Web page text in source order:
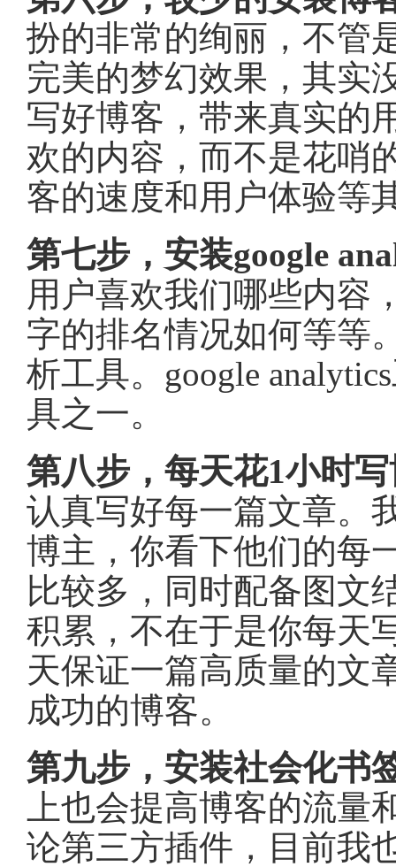
扮的非常的绚丽，不管
完美的梦幻效果，其实
写好博客，带来真实的
欢的内容，而不是花哨
客的速度和用户体验等
第七步，安装google
用户喜欢我们哪些内容
字的排名情况如何等等
析工具。google
具之一。
第八步，每天花1小时
认真写好每一篇文章。
博主，你看下他们的每
比较多，同时配备图文
积累，不在于是你每天
天保证一篇高质量的文
成功的博客。
第九步，安装社会化书
上也会提高博客的流
论第三方插件，目前我